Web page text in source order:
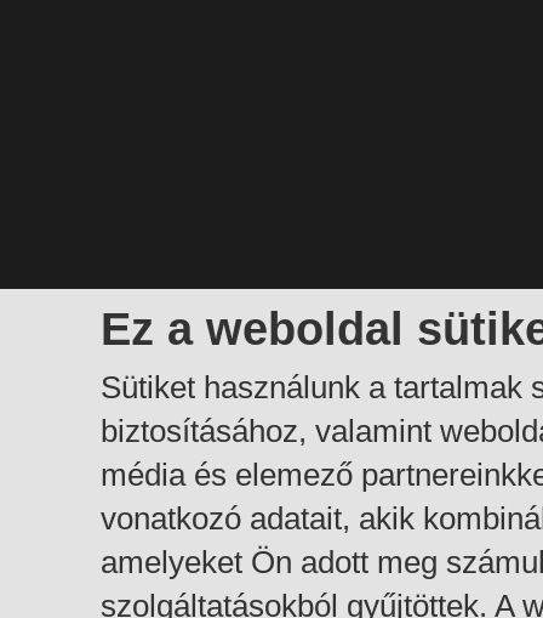
Ez a weboldal
Sütiket használunk a tartalmak
biztosításához, valamint
média és elemező
vonatkozó adatait, akik
amelyeket Ön adott meg
szolgáltatásokból gyűjtöttek. A